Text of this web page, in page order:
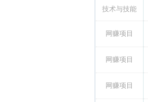
技术与技能
网赚项目
网赚项目
网赚项目